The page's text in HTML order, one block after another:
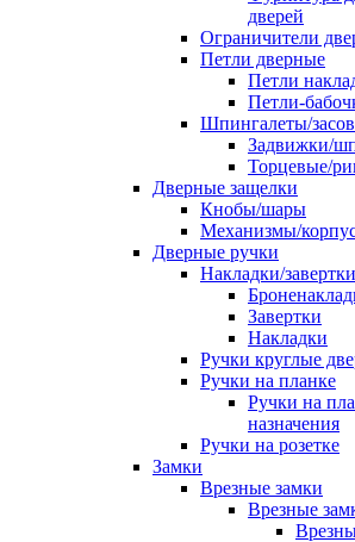
дверей
Ограничители
Петли дверные
Петли
Петли-
Шпингалеты/
Задвижки/
Торцевые/
Дверные защелки
Кнобы/шары
Механизмы/
Дверные ручки
Накладки/завертки
Завертки
Накладки
Ручки круглые
Ручки на планке
Ручки на
назначения
Ручки на розетке
Замки
Врезные замки
Врезные